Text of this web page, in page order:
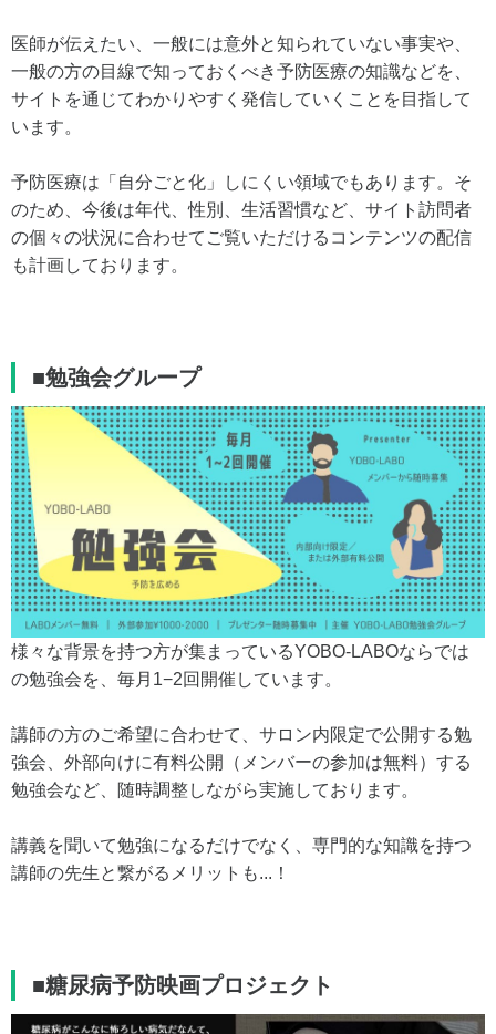
医師が伝えたい、一般には意外と知られていない事実や、
一般の方の目線で知っておくべき予防医療の知識などを、
サイトを通じてわかりやすく発信していくことを目指して
います。
予防医療は「自分ごと化」しにくい領域でもあります。そ
のため、今後は年代、性別、生活習慣など、サイト訪問者
の個々の状況に合わせてご覧いただけるコンテンツの配信
も計画しております。
■勉強会グループ
様々な背景を持つ方が集まっているYOBO-LABOならでは
の勉強会を、毎月1−2回開催しています。
講師の方のご希望に合わせて、サロン内限定で公開する勉
強会、外部向けに有料公開（メンバーの参加は無料）する
勉強会など、随時調整しながら実施しております。
講義を聞いて勉強になるだけでなく、専門的な知識を持つ
講師の先生と繋がるメリットも...！
■糖尿病予防映画プロジェクト